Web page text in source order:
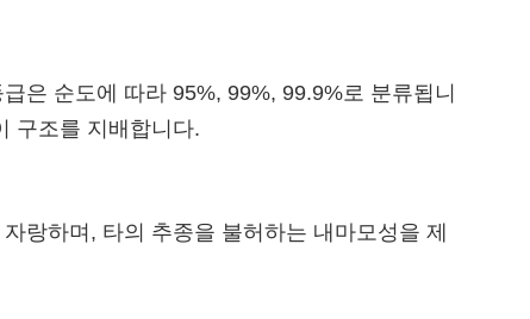
은 순도에 따라 95%, 99%, 99.9%로 분류됩니
구조를 지배합니다.
랑하며, 타의 추종을 불허하는 내마모성을 제